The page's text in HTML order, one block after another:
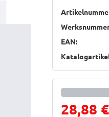
EAN:
28,88 €